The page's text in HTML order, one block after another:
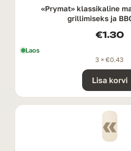
«Prymat» klassikaline
grillimiseks ja
€1.30
Laos
3 × €0.43
Lisa korvi
«